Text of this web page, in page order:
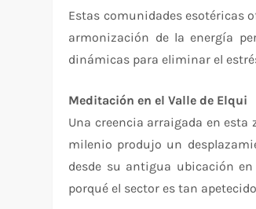
Estas comunidades esotéricas
armonización de la energía
dinámicas para eliminar el
Meditación en el Valle de Elqui
Una creencia arraigada en esta
milenio produjo un
desde su antigua ubicación
porqué el sector es tan